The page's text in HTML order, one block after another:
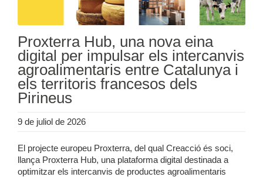
Proxterra Hub, una nova eina
digital per impulsar els intercanvis
agroalimentaris entre Catalunya i
els territoris francesos dels
Pirineus
9 de juliol de 2026
El projecte europeu Proxterra, del qual Creacció és soci,
llança Proxterra Hub, una plataforma digital destinada a
optimitzar els intercanvis de productes agroalimentaris